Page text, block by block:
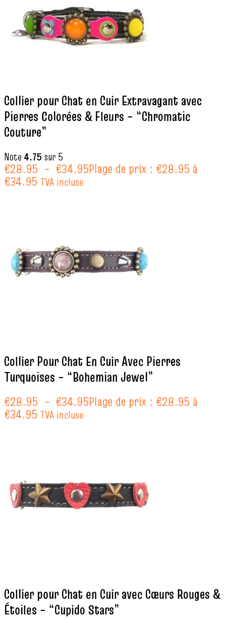
Collier pour Chat en Cuir Extravagant avec
Pierres Colorées & Fleurs – “Chromatic
Couture”
Note 4.75 sur 5
€28.95 – €34.95Plage de prix : €28.95 à
€34.95 TVA incluse
Collier Pour Chat En Cuir Avec Pierres
Turquoises – “Bohemian Jewel”
€28.95 – €34.95Plage de prix : €28.95 à
€34.95 TVA incluse
Collier pour Chat en Cuir avec Cœurs Rouges &
Étoiles – “Cupido Stars”